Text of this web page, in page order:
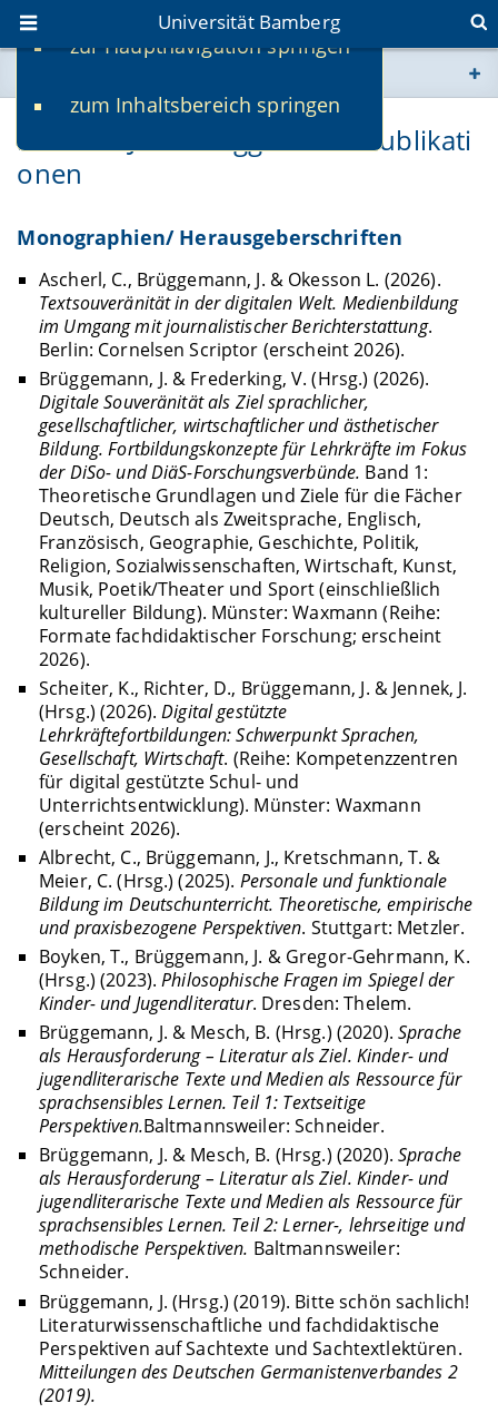
zur Hauptnavigation springen
zum Inhaltsbereich springen
Universität Bamberg
www.uni-bamberg.de
fis.uni-bamberg.de
Prof. Dr. Jörn Brüggemann: Publikati
onen
Monographien/ Herausgeberschriften
Ascherl, C., Brüggemann, J. & Okesson L. (2026).
Textsouveränität in der digitalen Welt. Medienbildung
im Umgang mit journalistischer Berichterstattung.
Berlin: Cornelsen Scriptor (erscheint 2026).
Brüggemann, J. & Frederking, V. (Hrsg.) (2026).
Digitale Souveränität als Ziel sprachlicher,
gesellschaftlicher, wirtschaftlicher und ästhetischer
Bildung. Fortbildungskonzepte für Lehrkräfte im Fokus
der DiSo- und DiäS-Forschungsverbünde. Band 1:
Theoretische Grundlagen und Ziele für die Fächer
Deutsch, Deutsch als Zweitsprache, Englisch,
Französisch, Geographie, Geschichte, Politik,
Religion, Sozialwissenschaften, Wirtschaft, Kunst,
Musik, Poetik/Theater und Sport (einschließlich
kultureller Bildung). Münster: Waxmann (Reihe:
Formate fachdidaktischer Forschung; erscheint
2026).
Scheiter, K., Richter, D., Brüggemann, J. & Jennek, J.
(Hrsg.) (2026).Digital gestützte
Lehrkräftefortbildungen: Schwerpunkt Sprachen,
Gesellschaft, Wirtschaft. (Reihe: Kompetenzzentren
für digital gestützte Schul- und
Unterrichtsentwicklung). Münster: Waxmann
(erscheint 2026).
Albrecht, C., Brüggemann, J., Kretschmann, T. &
Meier, C. (Hrsg.) (2025). Personale und funktionale
Bildung im Deutschunterricht. Theoretische, empirische
und praxisbezogene Perspektiven. Stuttgart: Metzler.
Boyken, T., Brüggemann, J. & Gregor-Gehrmann, K.
(Hrsg.) (2023).Philosophische Fragen im Spiegel der
Kinder- und Jugendliteratur. Dresden: Thelem.
Brüggemann, J. & Mesch, B. (Hrsg.) (2020). Sprache
als Herausforderung – Literatur als Ziel. Kinder- und
jugendliterarische Texte und Medien als Ressource für
sprachsensibles Lernen. Teil 1: Textseitige
Perspektiven.Baltmannsweiler: Schneider.
Brüggemann, J. & Mesch, B. (Hrsg.) (2020). Sprache
als Herausforderung – Literatur als Ziel. Kinder- und
jugendliterarische Texte und Medien als Ressource für
sprachsensibles Lernen. Teil 2: Lerner-, lehrseitige und
methodische Perspektiven. Baltmannsweiler:
Schneider.
Brüggemann, J. (Hrsg.) (2019). Bitte schön sachlich!
Literaturwissenschaftliche und fachdidaktische
Perspektiven auf Sachtexte und Sachtextlektüren.
Mitteilungen des Deutschen Germanistenverbandes 2
(2019).